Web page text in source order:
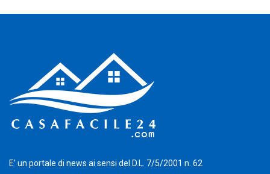
E’ un portale di news ai sensi del D.L. 7/5/2001 n. 62